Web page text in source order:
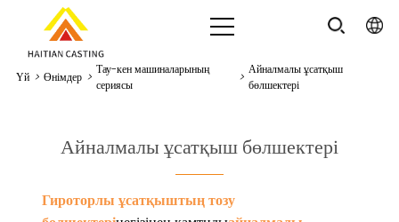
Үй > Өнімдер >
Тау-кен машиналарының
сериясы
>
Айналмалы ұсатқыш
бөлшектері
Айналмалы ұсатқыш бөлшектері
Гироторлы ұсатқыштың тозу